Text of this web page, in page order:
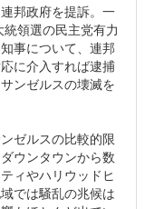
邦政府を提訴。一
領選の民主党有力
事について、連邦
に介入すれば逮捕
ンゼルスの壊滅を
ゼルスの比較的限
ウンタウンから数
ィやハリウッドヒ
では騒乱の兆候は